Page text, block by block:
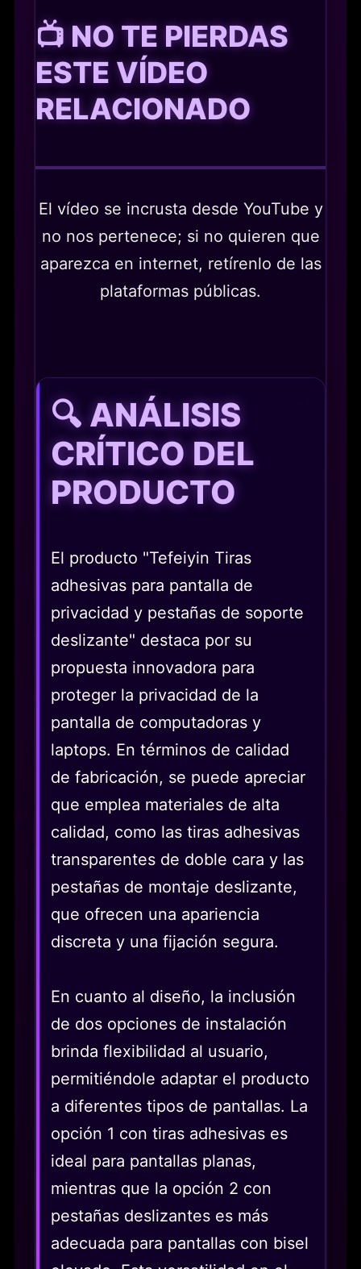
📺 NO TE PIERDAS
ESTE VÍDEO
RELACIONADO
El vídeo se incrusta desde YouTube y
no nos pertenece; si no quieren que
aparezca en internet, retírenlo de las
plataformas públicas.
🔍 ANÁLISIS
CRÍTICO DEL
PRODUCTO
El producto "Tefeiyin Tiras
adhesivas para pantalla de
privacidad y pestañas de soporte
deslizante" destaca por su
propuesta innovadora para
proteger la privacidad de la
pantalla de computadoras y
laptops. En términos de calidad
de fabricación, se puede apreciar
que emplea materiales de alta
calidad, como las tiras adhesivas
transparentes de doble cara y las
pestañas de montaje deslizante,
que ofrecen una apariencia
discreta y una fijación segura.
En cuanto al diseño, la inclusión
de dos opciones de instalación
brinda flexibilidad al usuario,
permitiéndole adaptar el producto
a diferentes tipos de pantallas. La
opción 1 con tiras adhesivas es
ideal para pantallas planas,
mientras que la opción 2 con
pestañas deslizantes es más
adecuada para pantallas con bisel